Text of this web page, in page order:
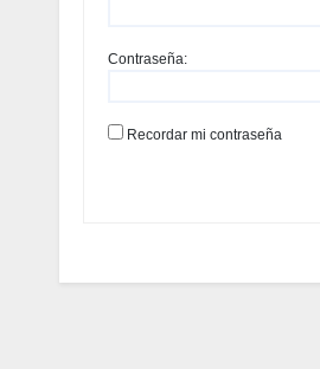
Contraseña:
Recordar mi contraseña